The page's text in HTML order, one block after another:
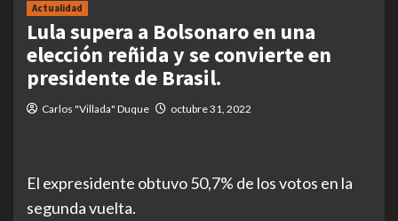
Actualidad
Lula supera a Bolsonaro en una
elección reñida y se convierte en
presidente de Brasil.
Carlos "Villada" Duque octubre 31, 2022
El expresidente obtuvo 50,7% de los votos en la
segunda vuelta.